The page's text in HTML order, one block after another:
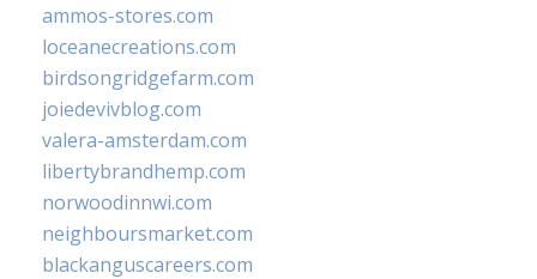
ammos-stores.com
loceanecreations.com
birdsongridgefarm.com
joiedevivblog.com
valera-amsterdam.com
libertybrandhemp.com
norwoodinnwi.com
neighboursmarket.com
blackanguscareers.com